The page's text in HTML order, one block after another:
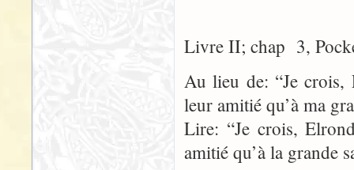
Livre II; chap 3,
Au lieu de: “Je crois,
leur amitié qu’à ma
Lire: “Je crois,
amitié qu’à la grande